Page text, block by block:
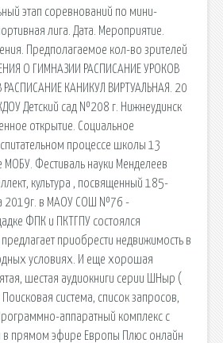
этап соревнований по мини-
лига. Дата. Мероприятие.
Предполагаемое кол-во зрителей
О ГИМНАЗИИ РАСПИСАНИЕ УРОКОВ
КАНИКУЛ ВИРТУАЛЬНАЯ. 20
Детский сад №208 г. Нижнеудинск
открытие. Социальное
процессе школы 13
МОБУ. Фестиваль науки Менделеев
культура , посвященный 185-
2019г. в МАОУ СОШ №76 -
ФПК и ПКТГПУ состоялся
приобрести недвижимость в
условиях. И еще хорошая
шестая аудиокниги серии ШНыр (
сиcтема, список запросов,
аппаратный комплекс с
в прямом эфире Европы Плюс онлайн